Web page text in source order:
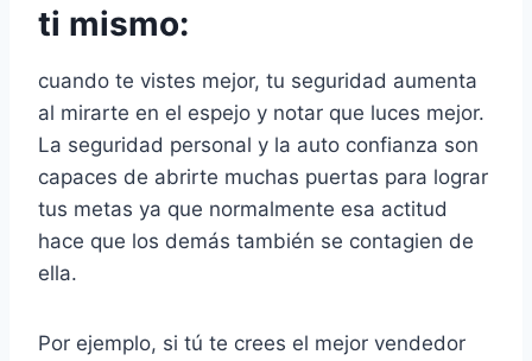
ti mismo:
cuando te vistes mejor, tu seguridad aumenta
al mirarte en el espejo y notar que luces mejor.
La seguridad personal y la auto confianza son
capaces de abrirte muchas puertas para lograr
tus metas ya que normalmente esa actitud
hace que los demás también se contagien de
ella.
Por ejemplo, si tú te crees el mejor vendedor